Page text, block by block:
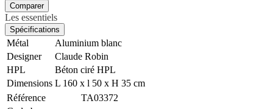
Comparer
Les essentiels
Spécifications
Métal
Aluminium blanc
Designer
Claude Robin
HPL
Béton ciré HPL
Dimensions L 160 x l 50 x H 35 cm
Référence
TA03372